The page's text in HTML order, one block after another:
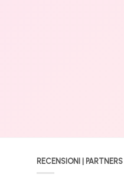
RECENSIONI | PARTNERS